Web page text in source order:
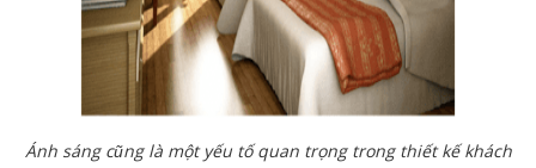
Ánh sáng cũng là một yếu tố quan trọng trong thiết kế khách